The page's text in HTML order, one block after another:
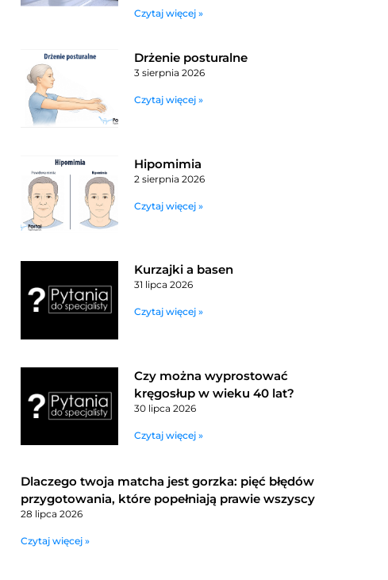
Czytaj więcej »
Drżenie posturalne
3 sierpnia 2026
Czytaj więcej »
Hipomimia
2 sierpnia 2026
Czytaj więcej »
Kurzajki a basen
31 lipca 2026
Czytaj więcej »
Czy można wyprostować
kręgosłup w wieku 40 lat?
30 lipca 2026
Czytaj więcej »
Dlaczego twoja matcha jest gorzka: pięć błędów
przygotowania, które popełniają prawie wszyscy
28 lipca 2026
Czytaj więcej »